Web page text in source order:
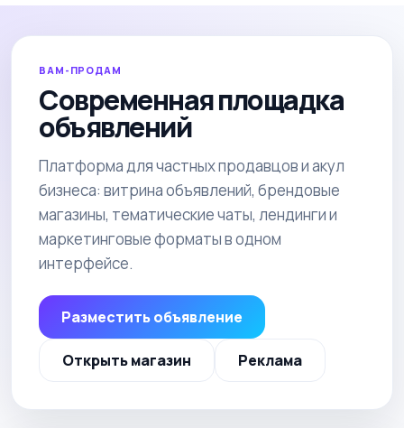
ВАМ-ПРОДАМ
Современная площадка
объявлений
Платформа для частных продавцов и акул
бизнеса: витрина объявлений, брендовые
магазины, тематические чаты, лендинги и
маркетинговые форматы в одном
интерфейсе.
Разместить объявление
Открыть магазин Реклама